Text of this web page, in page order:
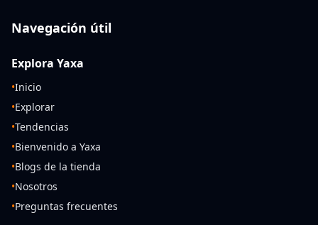
Navegación útil
Explora Yaxa
•Inicio
•Explorar
•Tendencias
•Bienvenido a Yaxa
•Blogs de la tienda
•Nosotros
•Preguntas frecuentes